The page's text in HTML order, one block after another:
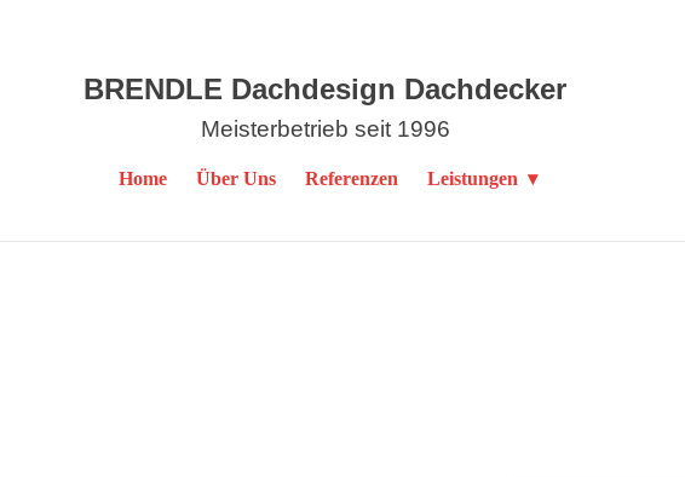
BRENDLE Dachdesign Dachdecker
Meisterbetrieb seit 1996
Home Über Uns Referenzen Leistungen